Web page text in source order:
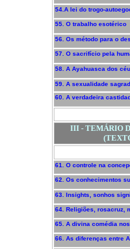
54.A lei do trogo-
55. O trabalho esotérico
56. Os método para o
57. O sacrifício pela
58. A Ayahuasca dos
59. A sexualidade
60. A verdadeira
III - TEMÁRIO
61. O controle na
62. Os conhecimentos
63. Insights, sonhos
64. Religiões, rosacruz,
65. A divina comédia
66. As diferenças entre